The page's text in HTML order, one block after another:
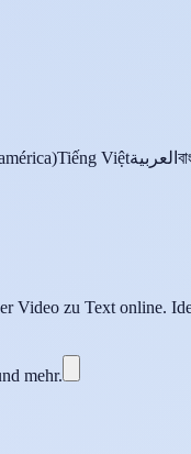
Tiếng Việtالعربية
Video zu Text online.
mehr.